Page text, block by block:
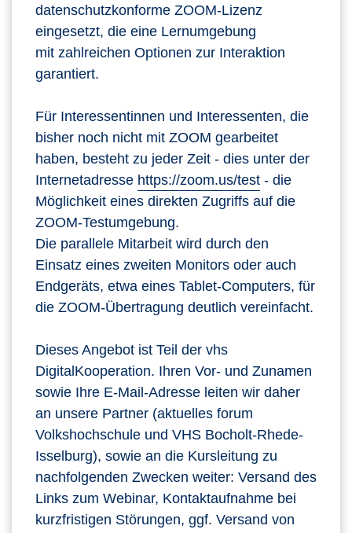
datenschutzkonforme ZOOM-Lizenz
eingesetzt, die eine Lernumgebung
mit zahlreichen Optionen zur Interaktion
garantiert.
Für Interessentinnen und Interessenten, die
bisher noch nicht mit ZOOM gearbeitet
haben, besteht zu jeder Zeit - dies unter der
Internetadresse https://zoom.us/test - die
Möglichkeit eines direkten Zugriffs auf die
ZOOM-Testumgebung.
Die parallele Mitarbeit wird durch den
Einsatz eines zweiten Monitors oder auch
Endgeräts, etwa eines Tablet-Computers, für
die ZOOM-Übertragung deutlich vereinfacht.
Dieses Angebot ist Teil der vhs
DigitalKooperation. Ihren Vor- und Zunamen
sowie Ihre E-Mail-Adresse leiten wir daher
an unsere Partner (aktuelles forum
Volkshochschule und VHS Bocholt-Rhede-
Isselburg), sowie an die Kursleitung zu
nachfolgenden Zwecken weiter: Versand des
Links zum Webinar, Kontaktaufnahme bei
kurzfristigen Störungen, ggf. Versand von